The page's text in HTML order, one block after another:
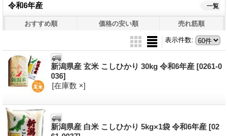
令和6年産 一覧
おすすめ順 価格の安い順 売れ筋順
表示件数:
新潟県産 玄米 こしひかり 30kg 令和6年産 [0261-0
036]
[在庫数 ×]
新潟県産 白米 こしひかり 5kg×1袋 令和6年産 [02